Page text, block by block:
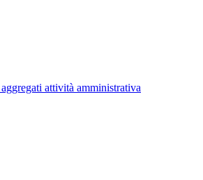
attività amministrativa